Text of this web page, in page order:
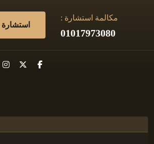
استشارة
مكالمة استشارة :
01017973080